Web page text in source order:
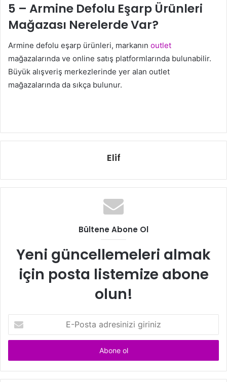
5 – Armine Defolu Eşarp Ürünleri
Mağazası Nerelerde Var?
Armine defolu eşarp ürünleri, markanın outlet
mağazalarında ve online satış platformlarında bulunabilir.
Büyük alışveriş merkezlerinde yer alan outlet
mağazalarında da sıkça bulunur.
Elif
Bültene Abone Ol
Yeni güncellemeleri almak
için posta listemize abone
olun!
P
s
t